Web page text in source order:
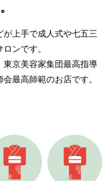
が上手で成人式や七五三
ンです。
東京美容家集団最高指導
最高師範のお店です。